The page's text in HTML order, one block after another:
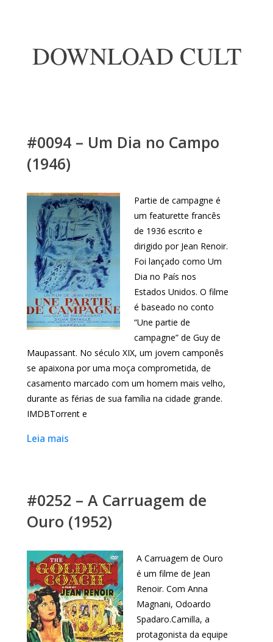
DOWNLOAD CULT
#0094 – Um Dia no Campo
(1946)
Partie de campagne é
um featurette francês
de 1936 escrito e
dirigido por Jean Renoir.
Foi lançado como Um
Dia no País nos
Estados Unidos. O filme
é baseado no conto
“Une partie de
campagne” de Guy de
Maupassant. No século XIX, um jovem camponês
se apaixona por uma moça comprometida, de
casamento marcado com um homem mais velho,
durante as férias de sua família na cidade grande.
IMDBTorrent e
Leia mais
#0252 – A Carruagem de
Ouro (1952)
A Carruagem de Ouro
é um filme de Jean
Renoir. Com Anna
Magnani, Odoardo
Spadaro.Camilla, a
protagonista da equipe